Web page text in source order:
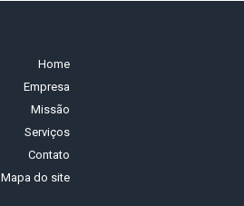
Home
Empresa
Missão
Serviços
Contato
Mapa do site